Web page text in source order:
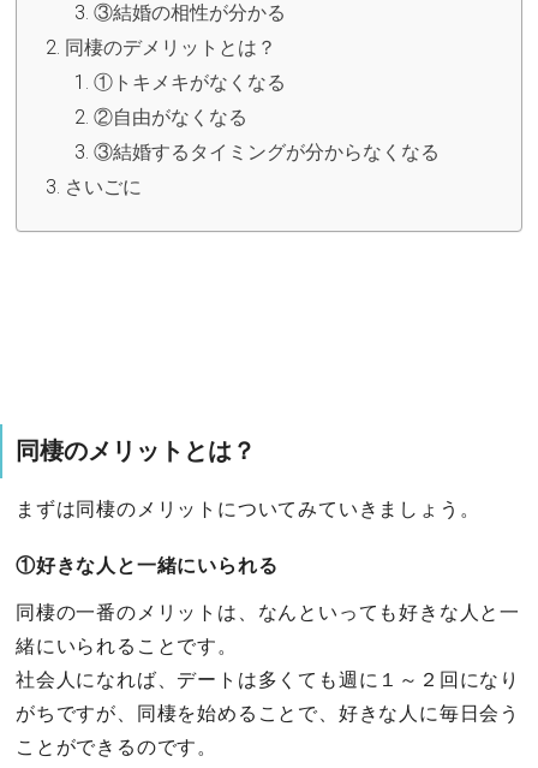
③結婚の相性が分かる
同棲のデメリットとは？
①トキメキがなくなる
②自由がなくなる
③結婚するタイミングが分からなくなる
さいごに
同棲のメリットとは？
まずは同棲のメリットについてみていきましょう。
①好きな人と一緒にいられる
同棲の一番のメリットは、なんといっても好きな人と一
緒にいられることです。
社会人になれば、デートは多くても週に１～２回になり
がちですが、同棲を始めることで、好きな人に毎日会う
ことができるのです。